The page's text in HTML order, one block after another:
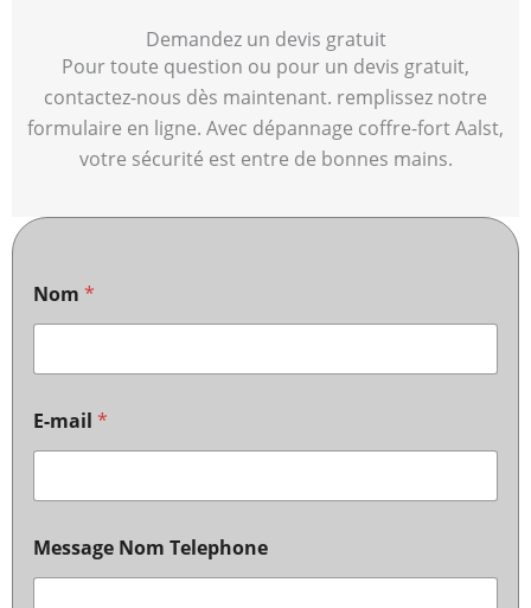
Demandez un devis gratuit
Pour toute question ou pour un devis gratuit,
contactez-nous dès maintenant. remplissez notre
formulaire en ligne. Avec dépannage coffre-fort Aalst,
votre sécurité est entre de bonnes mains.
Nom *
E-mail *
Message Nom Telephone